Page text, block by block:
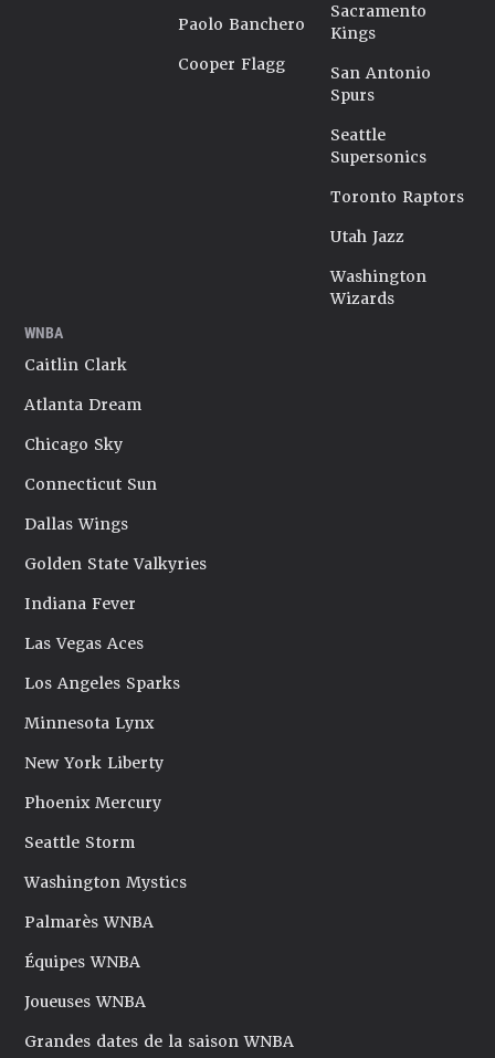
Paolo Banchero
Cooper Flagg
Sacramento
Kings
San Antonio
Spurs
Seattle
Supersonics
Toronto Raptors
Utah Jazz
Washington
Wizards
WNBA
Caitlin Clark
Atlanta Dream
Chicago Sky
Connecticut Sun
Dallas Wings
Golden State Valkyries
Indiana Fever
Las Vegas Aces
Los Angeles Sparks
Minnesota Lynx
New York Liberty
Phoenix Mercury
Seattle Storm
Washington Mystics
Palmarès WNBA
Équipes WNBA
Joueuses WNBA
Grandes dates de la saison WNBA